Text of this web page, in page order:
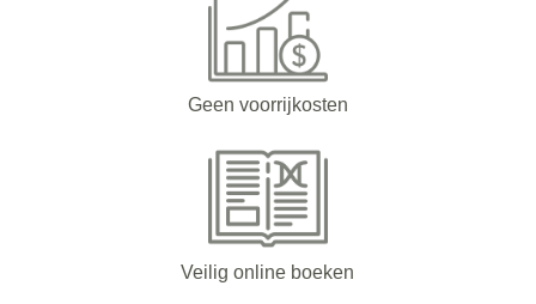
Geen voorrijkosten
Veilig online boeken